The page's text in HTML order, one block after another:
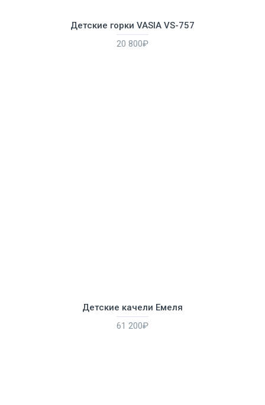
Детские горки VASIA VS-757
20 800₽
Детские качели Емеля
61 200₽